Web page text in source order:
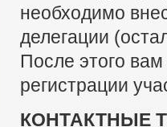
необходимо
делегации
После этого
регистрации
КОНТАКТНЫЕ